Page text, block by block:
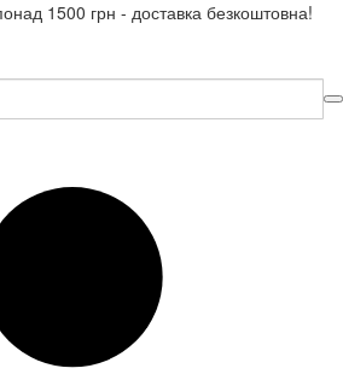
1500 грн - доставка безкоштовна!